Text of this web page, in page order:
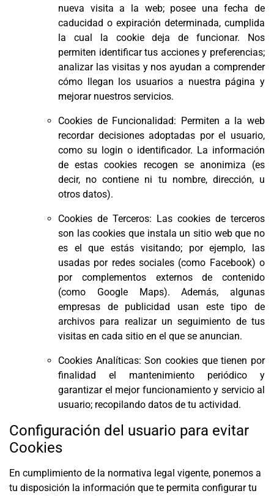
nueva visita a la web; posee una fecha de
caducidad o expiración determinada, cumplida
la cual la cookie deja de funcionar. Nos
permiten identificar tus acciones y preferencias;
analizar las visitas y nos ayudan a comprender
cómo llegan los usuarios a nuestra página y
mejorar nuestros servicios.
Cookies de Funcionalidad: Permiten a la web
recordar decisiones adoptadas por el usuario,
como su login o identificador. La información
de estas cookies recogen se anonimiza (es
decir, no contiene ni tu nombre, dirección, u
otros datos).
Cookies de Terceros: Las cookies de terceros
son las cookies que instala un sitio web que no
es el que estás visitando; por ejemplo, las
usadas por redes sociales (como Facebook) o
por complementos externos de contenido
(como Google Maps). Además, algunas
empresas de publicidad usan este tipo de
archivos para realizar un seguimiento de tus
visitas en cada sitio en el que se anuncian.
Cookies Analíticas: Son cookies que tienen por
finalidad el mantenimiento periódico y
garantizar el mejor funcionamiento y servicio al
usuario; recopilando datos de tu actividad.
Configuración del usuario para evitar
Cookies
En cumplimiento de la normativa legal vigente, ponemos a
tu disposición la información que te permita configurar tu